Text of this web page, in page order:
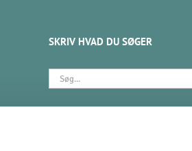
SKRIV HVAD DU SØGER
Søg